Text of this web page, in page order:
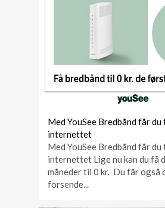
Med YouSee Bredbånd får
internettet
Med YouSee Bredbånd får
internettet Lige nu kan du få
måneder til 0 kr. Du får også
forsende...